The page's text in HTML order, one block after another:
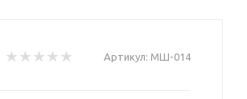
Артикул: МШ-014